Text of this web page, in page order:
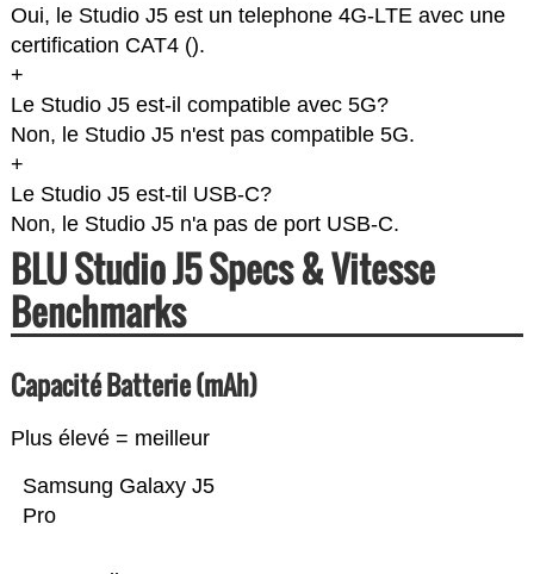
Oui, le Studio J5 est un telephone 4G-LTE avec une
certification CAT4 ().
+
Le Studio J5 est-il compatible avec 5G?
Non, le Studio J5 n'est pas compatible 5G.
+
Le Studio J5 est-til USB-C?
Non, le Studio J5 n'a pas de port USB-C.
BLU Studio J5 Specs & Vitesse
Benchmarks
Capacité Batterie (mAh)
Plus élevé = meilleur
Samsung Galaxy J5
Pro